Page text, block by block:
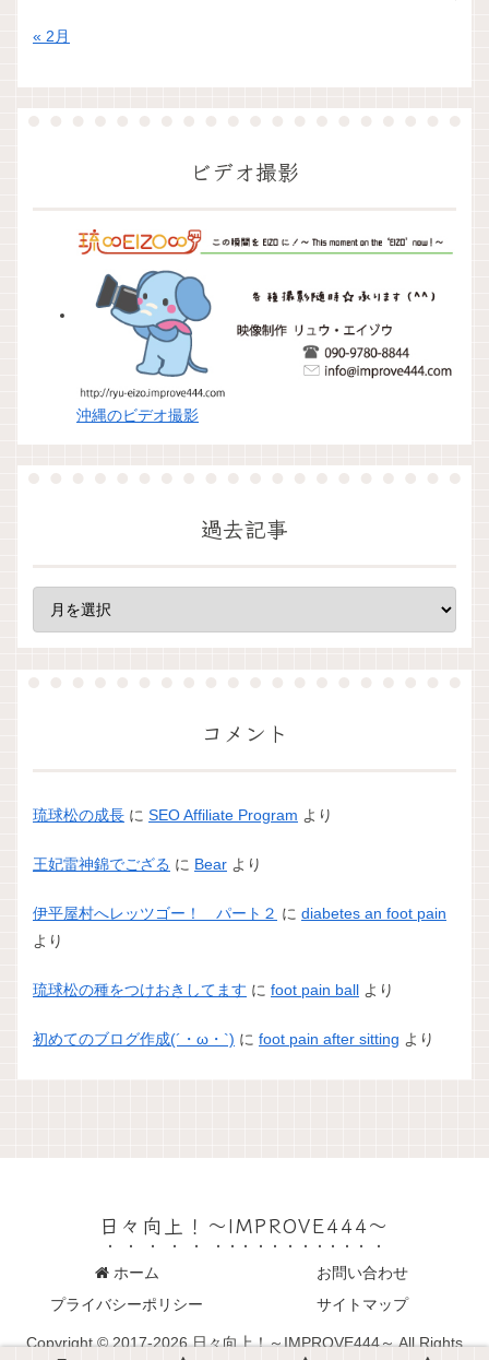
« 2月
ビデオ撮影
沖縄のビデオ撮影
過去記事
コメント
琉球松の成長 に SEO Affiliate Program より
王妃雷神錦でござる に Bear より
伊平屋村へレッツゴー！ パート２ に diabetes an foot pain
より
琉球松の種をつけおきしてます に foot pain ball より
初めてのブログ作成(´・ω・`) に foot pain after sitting より
日々向上！～IMPROVE444～
ホーム
お問い合わせ
プライバシーポリシー
サイトマップ
Copyright © 2017-2026 日々向上！～IMPROVE444～ All Rights